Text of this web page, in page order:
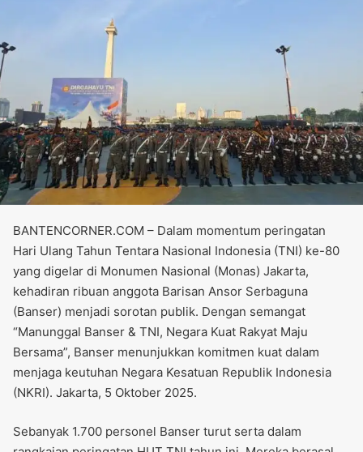
BANTENCORNER.COM – Dalam momentum peringatan
Hari Ulang Tahun Tentara Nasional Indonesia (TNI) ke-80
yang digelar di Monumen Nasional (Monas) Jakarta,
kehadiran ribuan anggota Barisan Ansor Serbaguna
(Banser) menjadi sorotan publik. Dengan semangat
“Manunggal Banser & TNI, Negara Kuat Rakyat Maju
Bersama”, Banser menunjukkan komitmen kuat dalam
menjaga keutuhan Negara Kesatuan Republik Indonesia
(NKRI). Jakarta, 5 Oktober 2025.
Sebanyak 1.700 personel Banser turut serta dalam